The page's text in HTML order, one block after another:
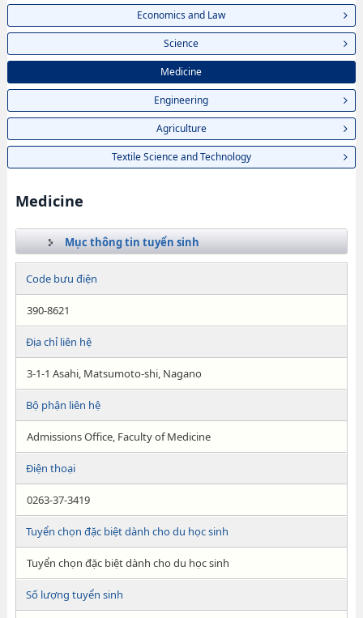
Economics and Law
Science
Medicine
Engineering
Agriculture
Textile Science and Technology
Medicine
Mục thông tin tuyển sinh
Code bưu điện
390-8621
Địa chỉ liên hệ
3-1-1 Asahi, Matsumoto-shi, Nagano
Bộ phận liên hệ
Admissions Office, Faculty of Medicine
Điện thoại
0263-37-3419
Tuyển chọn đặc biệt dành cho du học sinh
Tuyển chọn đặc biệt dành cho du học sinh
Số lượng tuyển sinh